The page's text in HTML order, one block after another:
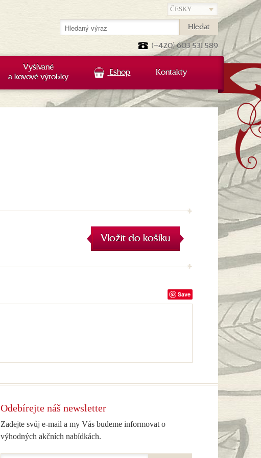
Vložit do košíku
Save
Odebírejte náš newsletter
Zadejte svůj e-mail a my Vás budeme informovat o
výhodných akčních nabídkách.
Vyšívané
a kovové výrobky
Eshop Kontakty
(+420) 603 531 589
Hledat